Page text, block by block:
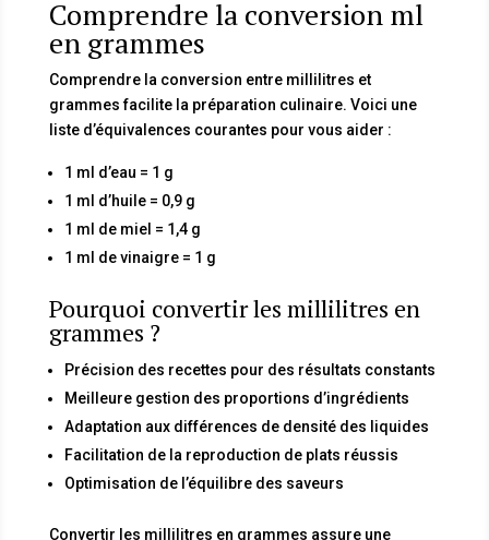
Comprendre la conversion ml
en grammes
Comprendre la conversion entre millilitres et
grammes facilite la préparation culinaire. Voici une
liste d’équivalences courantes pour vous aider :
1 ml d’eau = 1 g
1 ml d’huile = 0,9 g
1 ml de miel = 1,4 g
1 ml de vinaigre = 1 g
Pourquoi convertir les millilitres en
grammes ?
Précision des recettes pour des résultats constants
Meilleure gestion des proportions d’ingrédients
Adaptation aux différences de densité des liquides
Facilitation de la reproduction de plats réussis
Optimisation de l’équilibre des saveurs
Convertir les millilitres en grammes assure une